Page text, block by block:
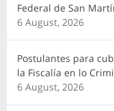
Federal de San
6 August, 2026
Postulantes para
la Fiscalía en lo
6 August, 2026